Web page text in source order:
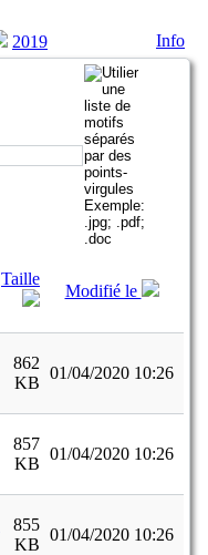
2019 Info
Taille
Modifié le
862
KB
01/04/2020 10:26
857
KB
01/04/2020 10:26
855
KB
01/04/2020 10:26